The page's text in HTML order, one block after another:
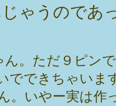
ゃうのであ
ん。ただ９ピン
でできちゃいま
。いやー実は作